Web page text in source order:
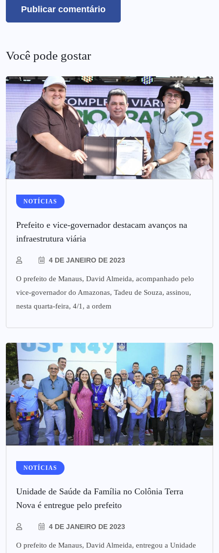
Você pode gostar
NOTÍCIAS
Prefeito e vice-governador destacam avanços na
infraestrutura viária
4 DE JANEIRO DE 2023
O prefeito de Manaus, David Almeida, acompanhado pelo
vice-governador do Amazonas, Tadeu de Souza, assinou,
nesta quarta-feira, 4/1, a ordem
NOTÍCIAS
Unidade de Saúde da Família no Colônia Terra
Nova é entregue pelo prefeito
4 DE JANEIRO DE 2023
O prefeito de Manaus, David Almeida, entregou a Unidade